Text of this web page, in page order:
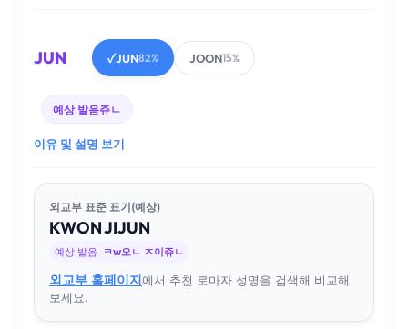
JUN ✓JUN82% JOON15%
예상 발음쥬ㄴ
이유 및 설명 보기
외교부 표준 표기(예상)
KWONJIJUN
예상 발음 ㅋw오ㄴ ㅈ이쥬ㄴ
외교부 홈페이지에서 추천 로마자 성명을 검색해 비교해
보세요.